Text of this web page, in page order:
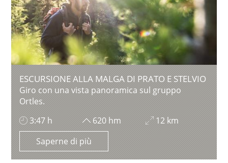
ESCURSIONE ALLA MALGA DI PRATO E STELVIO
Giro con una vista panoramica sul gruppo
Ortles.
3:47 h
620 hm
12 km
Saperne di più